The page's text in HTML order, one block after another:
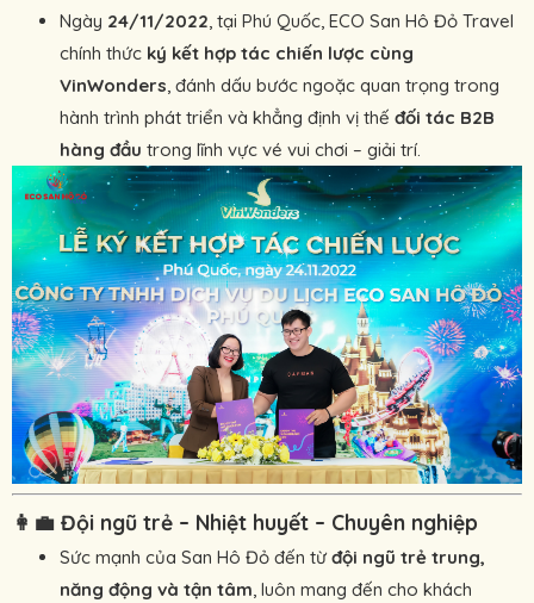
Ngày 24/11/2022, tại Phú Quốc, ECO San Hô Đỏ Travel
chính thức ký kết hợp tác chiến lược cùng
VinWonders, đánh dấu bước ngoặc quan trọng trong
hành trình phát triển và khẳng định vị thế đối tác B2B
hàng đầu trong lĩnh vực vé vui chơi – giải trí.
👩‍💼 Đội ngũ trẻ – Nhiệt huyết – Chuyên nghiệp
Sức mạnh của San Hô Đỏ đến từđội ngũ trẻ trung,
năng động và tận tâm, luôn mang đến cho khách